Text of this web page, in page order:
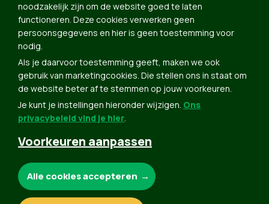
Groen in je buurt
Meldpunt
Word lid
Agenda
Bekijk kalender
Verleng je lidmaatschap
Programma oktober 2024
Programma juni 2024
Downloads
Webshop
noodzakelijk zijn om de website goed te laten
functioneren. Deze cookies verwerken geen
persoonsgegevens en hier is geen toestemming voor
nodig.
Als je daarvoor toestemming geeft, maken we ook
gebruik van marketingcookies. Die stellen ons in staat om
de website beter af te stemmen op jouw voorkeuren.
Je kunt je instellingen hieronder wijzigen. Ons
privacybeleid vind je hier.
Voorkeuren aanpassen
Alle cookies accepteren